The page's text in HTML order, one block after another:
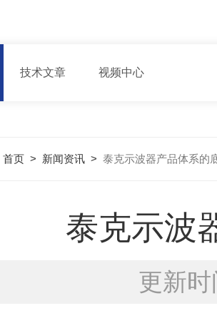
技术文章 视频中心
首页 > 新闻资讯 > 泰克示波器产品体系的
泰克示波
更新